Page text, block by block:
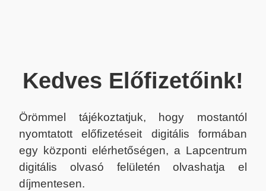
Kedves Előfizetőink!
Örömmel tájékoztatjuk, hogy mostantól
nyomtatott előfizetéseit digitális formában
egy központi elérhetőségen, a Lapcentrum
digitális olvasó felületén olvashatja el
díjmentesen.